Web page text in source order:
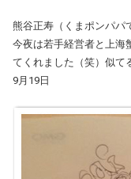
今夜は若手経営者と上海
てくれました（笑）似て
9月19日